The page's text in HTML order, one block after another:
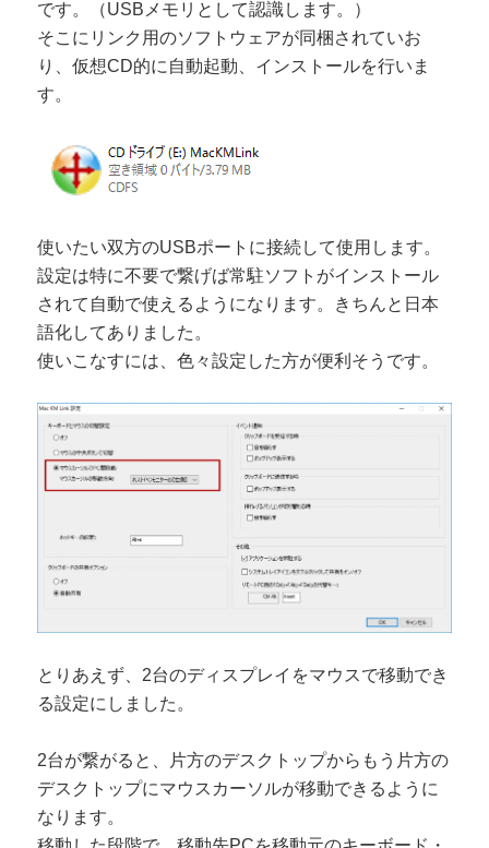
です。（USBメモリとして認識します。）
そこにリンク用のソフトウェアが同梱されていお
り、仮想CD的に自動起動、インストールを行いま
す。
使いたい双方のUSBポートに接続して使用します。
設定は特に不要で繋げば常駐ソフトがインストール
されて自動で使えるようになります。きちんと日本
語化してありました。
使いこなすには、色々設定した方が便利そうです。
とりあえず、2台のディスプレイをマウスで移動でき
る設定にしました。
2台が繋がると、片方のデスクトップからもう片方の
デスクトップにマウスカーソルが移動できるように
なります。